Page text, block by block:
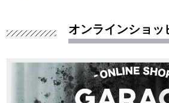
オンラインショッ